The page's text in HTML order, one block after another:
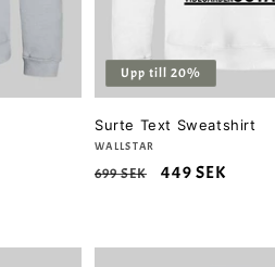
Upp till 20%
Surte Text Sweatshirt
Säljare:
WALLSTAR
Ordinarie
699 SEK 449 SEK